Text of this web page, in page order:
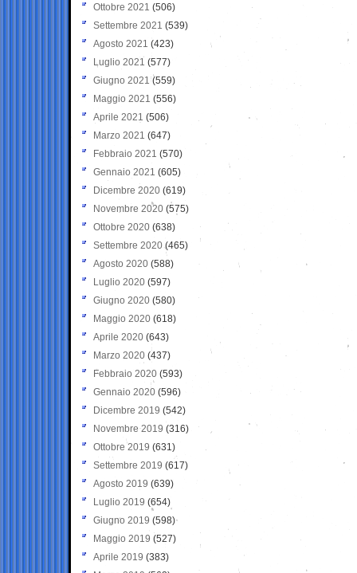
Ottobre 2021 (506)
Settembre 2021 (539)
Agosto 2021 (423)
Luglio 2021 (577)
Giugno 2021(559)
Maggio 2021 (556)
Aprile 2021 (506)
Marzo 2021 (647)
Febbraio 2021 (570)
Gennaio 2021 (605)
Dicembre 2020 (619)
Novembre 2020 (575)
Ottobre 2020 (638)
Settembre 2020(465)
Agosto 2020 (588)
Luglio 2020 (597)
Giugno 2020 (580)
Maggio 2020 (618)
Aprile 2020 (643)
Marzo 2020 (437)
Febbraio 2020 (593)
Gennaio 2020 (596)
Dicembre 2019 (542)
Novembre 2019 (316)
Ottobre 2019 (631)
Settembre 2019 (617)
Agosto 2019 (639)
Luglio 2019 (654)
Giugno 2019 (598)
Maggio 2019 (527)
Aprile 2019 (383)